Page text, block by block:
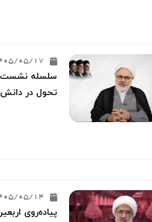
05/17
سلسله نشست
تحول در
05/14
پیاده‌روی